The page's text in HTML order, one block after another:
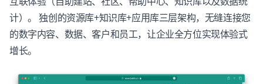
计）。 独创的资源库+知识库+应用库三层架构，无缝连接您
的数字内容、数据、客户和员工，让企业全方位实现体验式
增长。